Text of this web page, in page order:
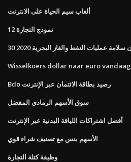
ألعاب سيم الحياة على الانترنت
نموذج التجارة 12
Wisselkoers dollar naar euro vandaag
Bdo رصيد بطاقة الائتمان عبر الإنترنت
سوق الأسهم الرمادي المفضل
أفضل اشتراكات اللياقة البدنية عبر الإنترنت
الأسهم بنس مع تصنيف شراء قوي
وظيفة كتلة التجارة